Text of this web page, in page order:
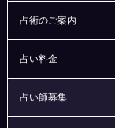
占術のご案内
占い料金
占い師募集